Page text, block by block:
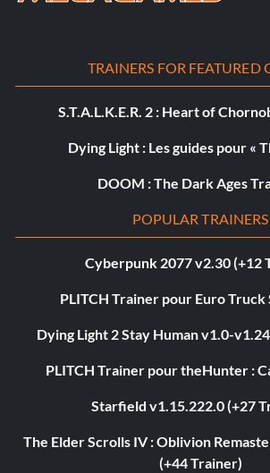
TRAINERS FOR FEATURED
S.T.A.L.K.E.R. 2 : Heart of
Dying Light : Les guides pour «
DOOM : The Dark Ages
POPULAR TRAINERS
Cyberpunk 2077 v2.30 (+12
PLITCH Trainer pour Euro Truck
Dying Light 2 Stay Human v1.0-
PLITCH Trainer pour theHunter :
Starfield v1.15.222.0 (+27
The Elder Scrolls IV : Oblivion
(+44 Trainer)